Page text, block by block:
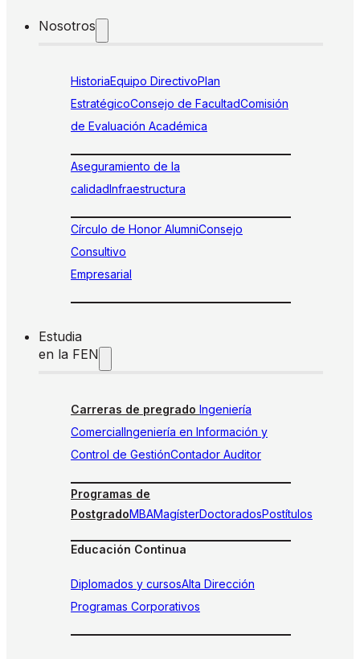
Nosotros
HistoriaEquipo DirectivoPlan
EstratégicoConsejo de FacultadComisión
de Evaluación Académica
Aseguramiento de la
calidadInfraestructura
Círculo de Honor AlumniConsejo
Consultivo
Empresarial
Estudia
en la FEN
Carreras de pregrado Ingeniería
ComercialIngeniería en Información y
Control de GestiónContador Auditor
Programas de
PostgradoMBAMagísterDoctoradosPostítulos
Educación Continua
Diplomados y cursosAlta Dirección
Programas Corporativos